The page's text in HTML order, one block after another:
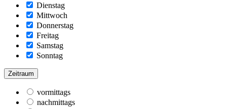
Dienstag
Mittwoch
Donnerstag
Freitag
Samstag
Sonntag
Zeitraum
vormittags
nachmittags